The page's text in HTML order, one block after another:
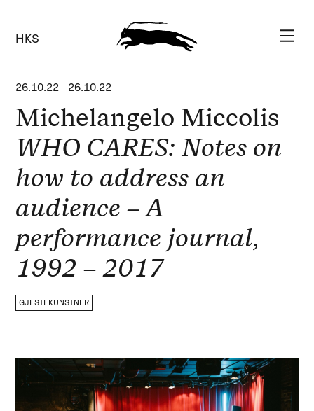
HKS
26.10.22 - 26.10.22
Michelangelo Miccolis
WHO CARES: Notes on
how to address an
audience – A
performance journal,
1992 – 2017
GJESTEKUNSTNER